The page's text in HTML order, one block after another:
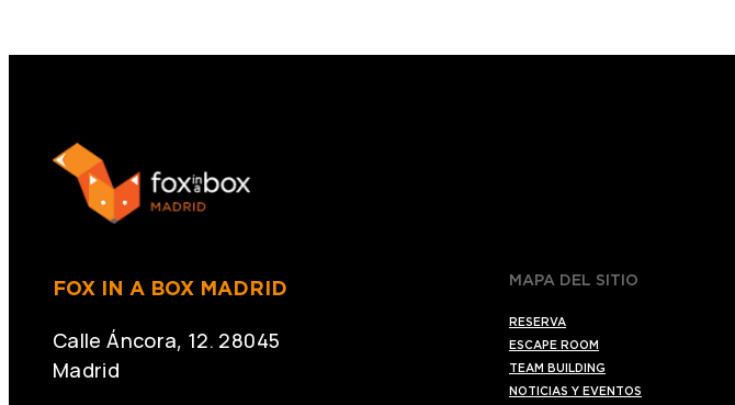
FOX IN A BOX MADRID
Calle Áncora, 12. 28045
Madrid
MAPA DEL SITIO
RESERVA
ESCAPE ROOM
TEAM BUILDING
NOTICIAS Y EVENTOS